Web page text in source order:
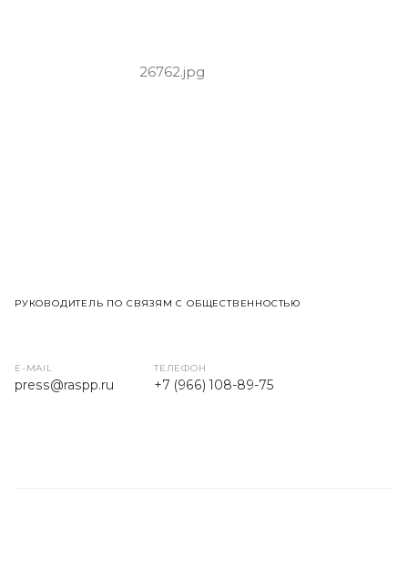
РУКОВОДИТЕЛЬ ПО СВЯЗЯМ С ОБЩЕСТВЕННОСТЬЮ
E-MAIL
press@raspp.ru
ТЕЛЕФОН
+7 (966) 108-89-75